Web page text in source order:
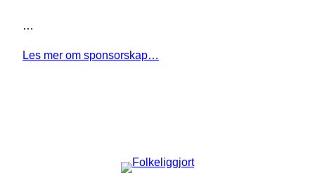
…
Les mer om sponsorskap…